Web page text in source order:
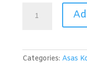
(Microsoft
quantity
Categories: Asas